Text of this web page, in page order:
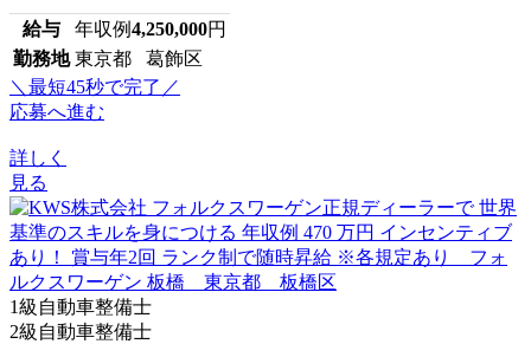
給与 年収例4,250,000円
勤務地 東京都 葛飾区
＼最短45秒で完了／
応募へ進む
詳しく
見る
1級自動車整備士
2級自動車整備士